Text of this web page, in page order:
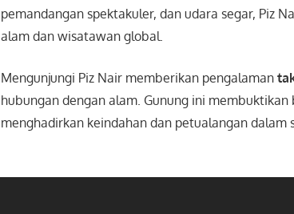
pemandangan spektakuler, dan udara segar, Piz
alam dan wisatawan global.
Mengunjungi Piz Nair memberikan pengalaman
hubungan dengan alam. Gunung ini
menghadirkan keindahan dan petualangan dalam